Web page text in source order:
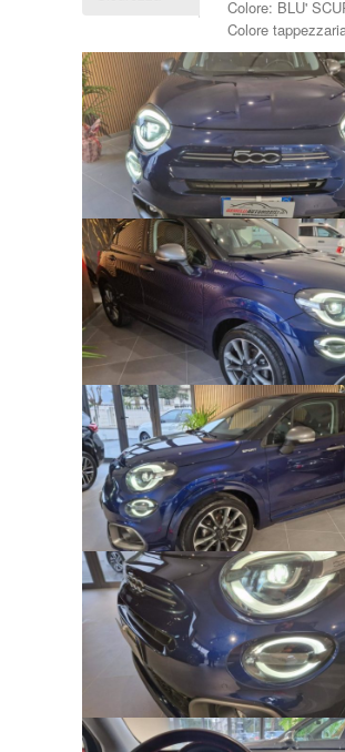
Chilometraggio:
Alimentazione:
CERCA
Colore: BLU'
Colore